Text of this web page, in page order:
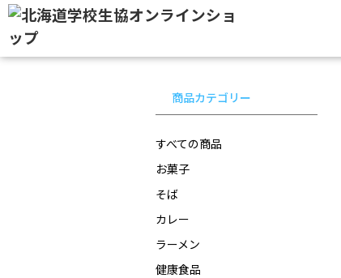
商品カテゴリー
すべての商品
お菓子
そば
カレー
ラーメン
健康食品